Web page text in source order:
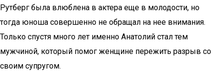
Рутберг была влюблена в актера еще в молодости, но
тогда юноша совершенно не обращал на нее внимания.
Только спустя много лет именно Анатолий стал тем
мужчиной, который помог женщине пережить разрыв со
своим супругом.